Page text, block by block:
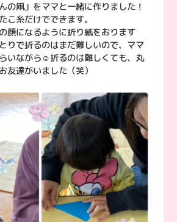
の凧」をママと一緒に作りました！
こ糸だけでできます。
顔になるように折り紙をおります
りで折るのはまだ難しいので、ママ
いながら☺︎折るのは難しくても、丸
友達がいました（笑）